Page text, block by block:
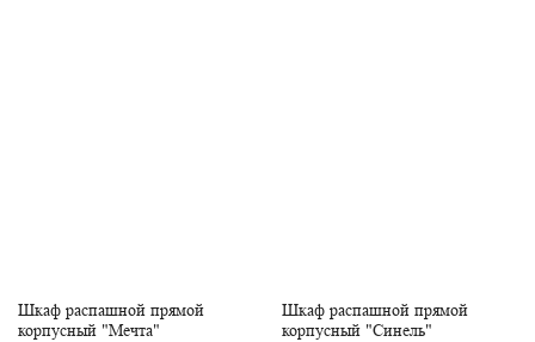
Шкаф распашной прямой
корпусный "Мечта"
Шкаф распашной прямой
корпусный "Синель"